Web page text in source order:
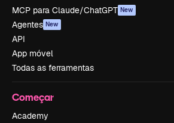
MCP para Claude/ChatGPT New
Agentes New
API
App móvel
Todas as ferramentas
Começar
Academy